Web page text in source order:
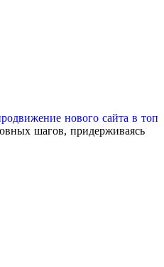
шагов, придерживаясь